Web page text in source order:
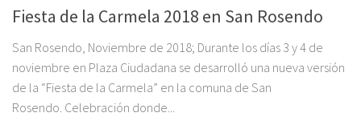
Fiesta de la Carmela 2018 en San Rosendo
San Rosendo, Noviembre de 2018; Durante los días 3 y 4 de
noviembre en Plaza Ciudadana se desarrolló una nueva versión
de la “Fiesta de la Carmela” en la comuna de San
Rosendo. Celebración donde...